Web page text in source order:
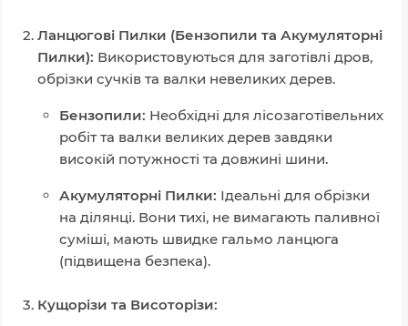
Ланцюгові Пилки (Бензопили та Акумуляторні
Пилки): Використовуються для заготівлі дров,
обрізки сучків та валки невеликих дерев.
Бензопили: Необхідні для лісозаготівельних
робіт та валки великих дерев завдяки
високій потужності та довжині шини.
Акумуляторні Пилки: Ідеальні для обрізки
на ділянці. Вони тихі, не вимагають паливної
суміші, мають швидке гальмо ланцюга
(підвищена безпека).
Кущорізи та Висоторізи: